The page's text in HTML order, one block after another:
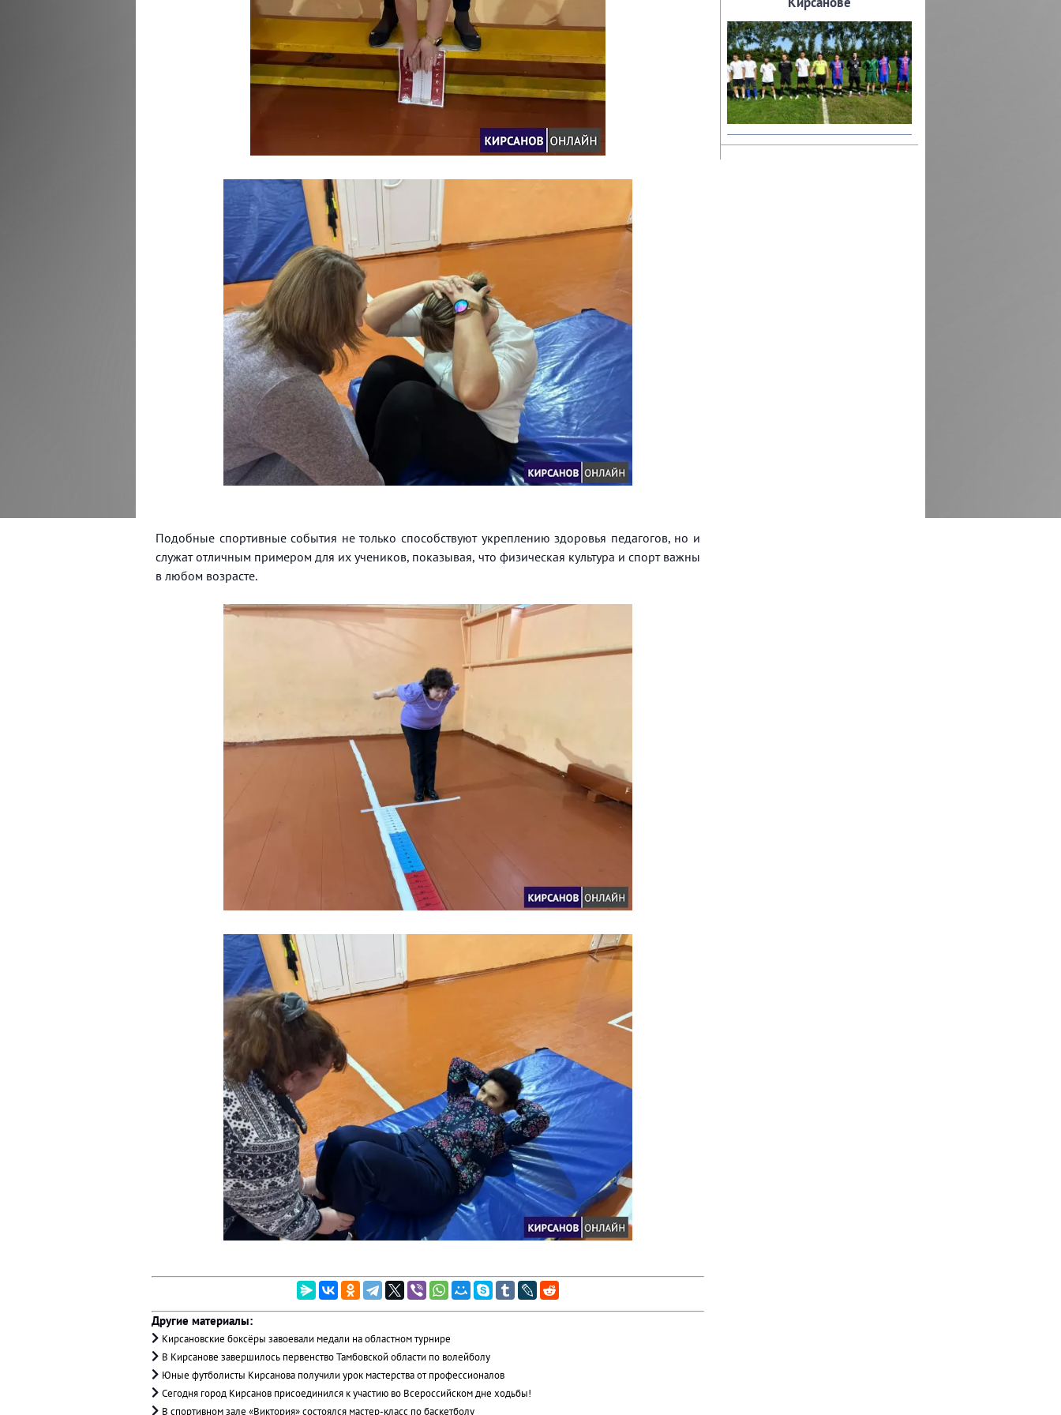
Подобные спортивные события не только способствуют укреплению здоровья педагогов, но и
служат отличным примером для их учеников, показывая, что физическая культура и спорт важны
в любом возрасте.
Другие материалы:
Кирсановские боксёры завоевали медали на областном турнире
В Кирсанове завершилось первенство Тамбовской области по волейболу
Юные футболисты Кирсанова получили урок мастерства от профессионалов
Сегодня город Кирсанов присоединился к участию во Всероссийском дне ходьбы!
В спортивном зале «Виктория» состоялся мастер-класс по баскетболу